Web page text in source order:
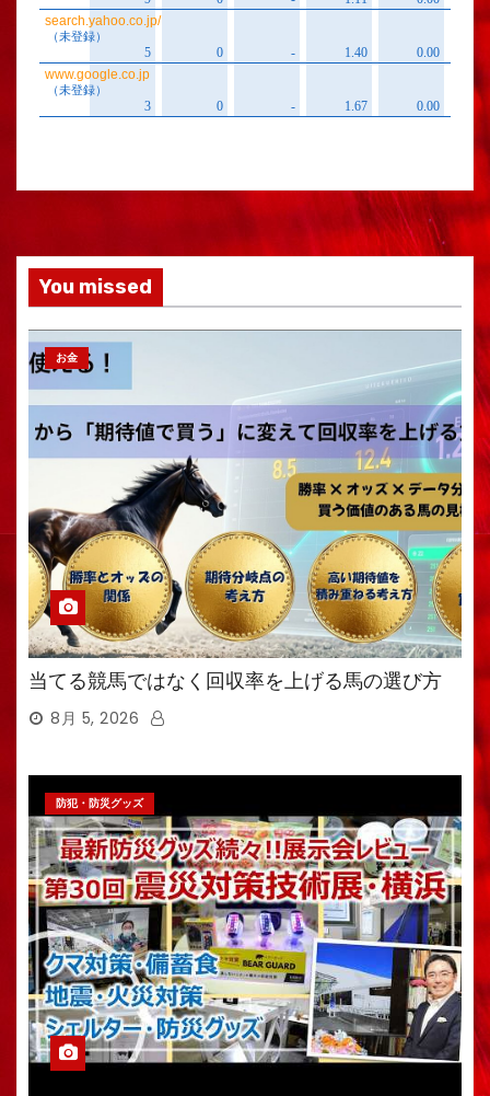
You missed
お金
当てる競馬ではなく回収率を上げる馬の選び方
8月 5, 2026
防犯・防災グッズ